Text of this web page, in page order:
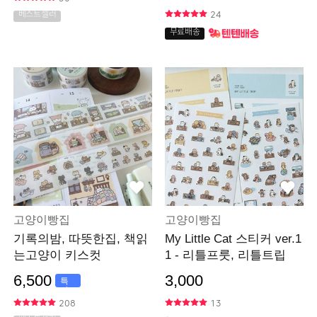
베스트셀러 24
무료배송
고양이빵집
기록의밤, 따뜻한집, 책읽
는고양이 키스컷
6,500
특
가
208
고양이빵집
My Little Cat 스티커 ver.1
1 - 리틀프룻, 리틀트립
3,000
13